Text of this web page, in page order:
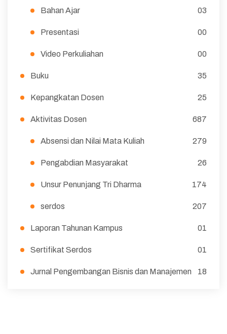
Bahan Ajar 03
Presentasi 00
Video Perkuliahan 00
Buku 35
Kepangkatan Dosen 25
Aktivitas Dosen 687
Absensi dan Nilai Mata Kuliah 279
Pengabdian Masyarakat 26
Unsur Penunjang Tri Dharma 174
serdos 207
Laporan Tahunan Kampus 01
Sertifikat Serdos 01
Jurnal Pengembangan Bisnis dan Manajemen 18